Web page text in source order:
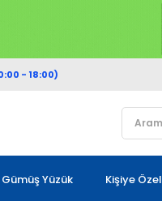
- 18:00)
Gümüş Yüzük Kişiye Özel